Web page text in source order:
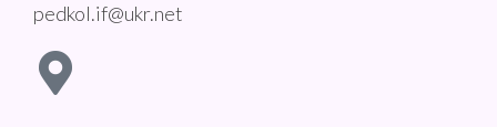
pedkol.if@ukr.net